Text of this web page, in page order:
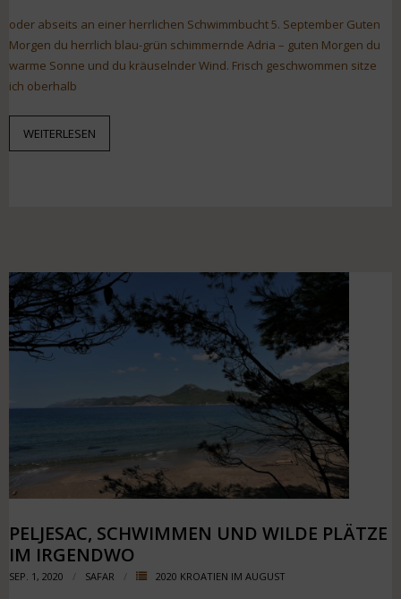
oder abseits an einer herrlichen Schwimmbucht 5. September Guten
Morgen du herrlich blau-grün schimmernde Adria – guten Morgen du
warme Sonne und du kräuselnder Wind. Frisch geschwommen sitze
ich oberhalb
WEITERLESEN
PELJESAC, SCHWIMMEN UND WILDE PLÄTZE
IM IRGENDWO
SEP. 1, 2020 SAFAR 2020 KROATIEN IM AUGUST